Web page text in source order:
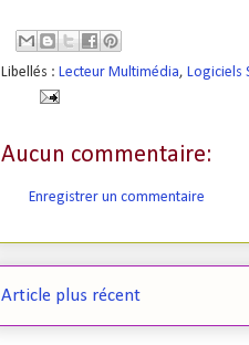
Libellés : Lecteur Multimédia, Logiciels
Aucun commentaire:
Enregistrer un commentaire
Article plus récent